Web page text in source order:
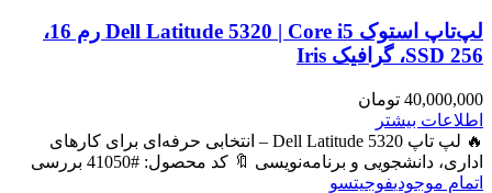
لپ‌تاپ استوک Dell Latitude 5320 | Core i5 رم 16،
SSD 256، گرافیک Iris
40,000,000 تومان
اطلاعات بیشتر
🔥 لپ تاپ Dell Latitude 5320 – انتخابی حرفه‌ای برای کارهای
اداری، دانشجویی و برنامه‌نویسی 🔖 کد محصول: #41050 بررسی
اتمام موجودیفوجیتسو